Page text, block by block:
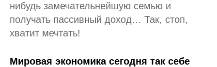
нибудь замечательнейшую семью и
получать пассивный доход… Так, стоп,
хватит мечтать!
Мировая экономика сегодня так себе